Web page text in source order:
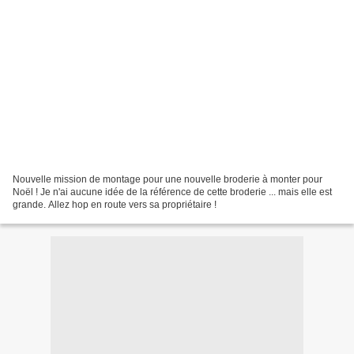
Nouvelle mission de montage pour une nouvelle broderie à monter pour
Noël ! Je n'ai aucune idée de la référence de cette broderie ... mais elle est
grande. Allez hop en route vers sa propriétaire !